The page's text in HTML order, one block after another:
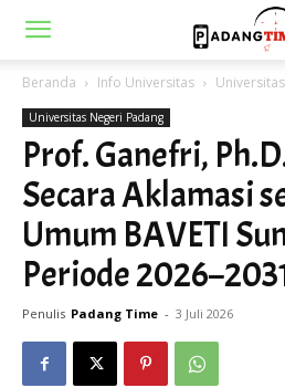
Beranda Info Universitas
Universitas Negeri Padang
Prof. Ganefri,
Secara Aklamasi
Umum BAVETI
Periode
Penulis Padang Time - 3 Juli 2026